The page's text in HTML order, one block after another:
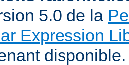
5.0 de la
Expression